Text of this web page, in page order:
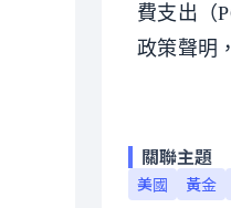
費支出（
政策聲明
關聯主題
美國 黃金